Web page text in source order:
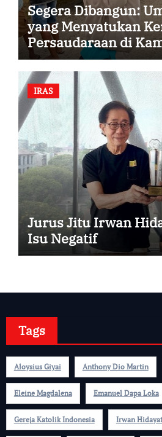
Segera Dibangun:
yang Menyatukan
Persaudaraan di
IRAS
Jurus Jitu Irwan
Isu Negatif
Tags
Aloysius Giyai Anthony Dio Martin
Eleine Magdalena Emanuel Dapa Loka
Gereja Katolik Indonesia Irwan Hidayat